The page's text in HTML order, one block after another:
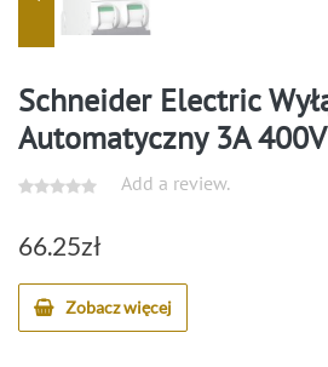
Schneider Electric
Automatyczny 3A
Add a review.
66.25zł
Zobacz więcej